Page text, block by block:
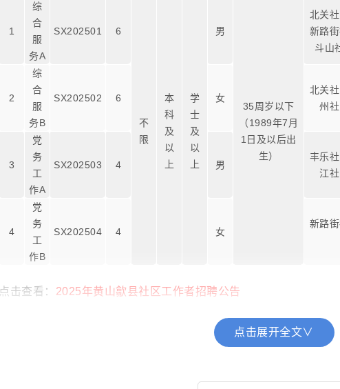
1
综
合
服
务A
SX202501 6
不
限
本
科
及
以
上
学
士
及
以
上
男
35周岁以下
（1989年7月
1日及以后出
生）
北关
新路
斗山
2
综
合
服
务B
SX202502 6 女
北关
州
3
党
务
工
作A
SX202503 4 男
丰乐
江
4
党
务
工
作B
SX202504 4 女
新路
点击查看： 2025年黄山歙县社区工作者招聘公告
点击展开全文∨